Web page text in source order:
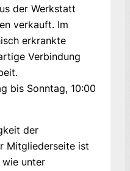
der Werkstatt
verkauft. Im
erkrankte
Verbindung
bis Sonntag, 10:00
der
Mitgliederseite ist
unter